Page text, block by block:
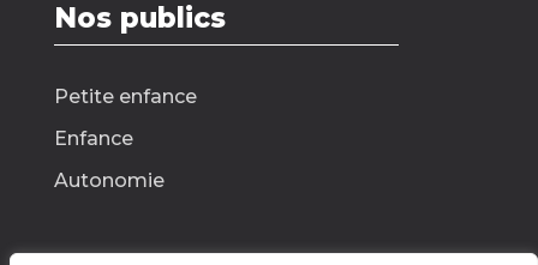
Nos publics
Petite enfance
Enfance
Autonomie